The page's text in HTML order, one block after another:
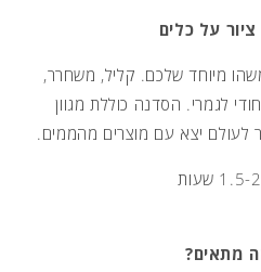
על כלים
מיוחד שלכם. קליל, משחרר,
לגמרי. הסדנה כוללת מגוון
לעולם יצא עם מוצרים מהממים.
מתאים?